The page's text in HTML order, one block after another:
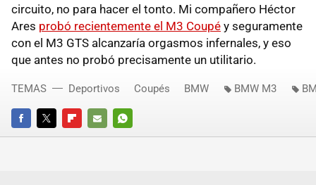
circuito, no para hacer el tonto. Mi compañero Héctor
Ares probó recientemente el M3 Coupé y seguramente
con el M3 GTS alcanzaría orgasmos infernales, y eso
que antes no probó precisamente un utilitario.
FACEBOOKTWITTERFLIPBOARD
E-
WHATSAPP
TEMAS Deportivos Coupés BMW BMW M3